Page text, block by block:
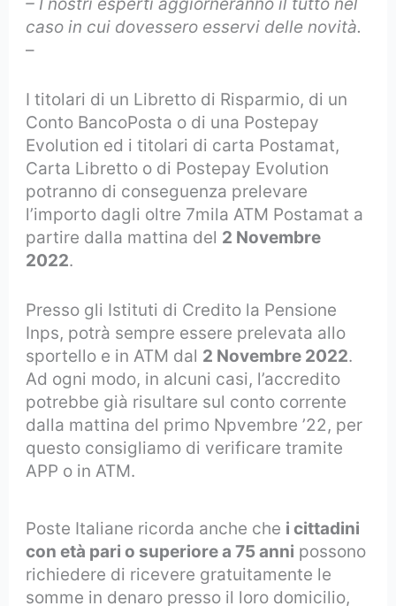
caso in cui dovessero esservi delle novità.
–
I titolari di un Libretto di Risparmio, di un
Conto BancoPosta o di una Postepay
Evolution ed i titolari di carta Postamat,
Carta Libretto o di Postepay Evolution
potranno di conseguenza prelevare
l’importo dagli oltre 7mila ATM Postamat a
partire dalla mattina del 2 Novembre
2022.
Presso gli Istituti di Credito la Pensione
Inps, potrà sempre essere prelevata allo
sportello e in ATM dal 2 Novembre 2022.
Ad ogni modo, in alcuni casi, l’accredito
potrebbe già risultare sul conto corrente
dalla mattina del primo Npvembre ’22, per
questo consigliamo di verificare tramite
APP o in ATM.
Poste Italiane ricorda anche che i cittadini
con età pari o superiore a 75 anni possono
richiedere di ricevere gratuitamente le
somme in denaro presso il loro domicilio,